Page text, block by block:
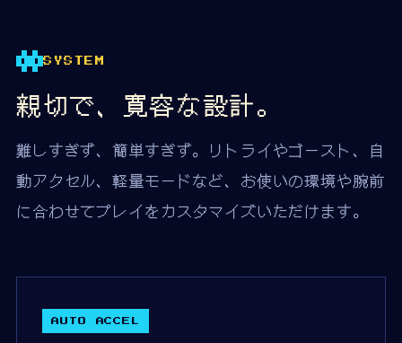
SYSTEM
親切で、寛容な設計。
難しすぎず、簡単すぎず。リトライやゴースト、自
動アクセル、軽量モードなど、お使いの環境や腕前
に合わせてプレイをカスタマイズいただけます。
AUTO ACCEL